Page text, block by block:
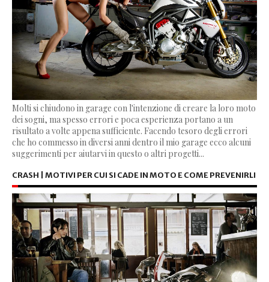
Molti si chiudono in garage con l'intenzione di creare la loro moto
dei sogni, ma spesso errori e poca esperienza portano a un
risultato a volte appena sufficiente. Facendo tesoro degli errori
che ho commesso in diversi anni dentro il mio garage ecco alcuni
suggerimenti per aiutarvi in questo o altri progetti...
CRASH | MOTIVI PER CUI SI CADE IN MOTO E COME PREVENIRLI